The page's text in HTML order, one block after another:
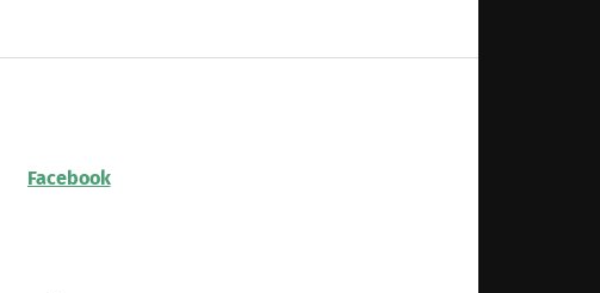
Facebook